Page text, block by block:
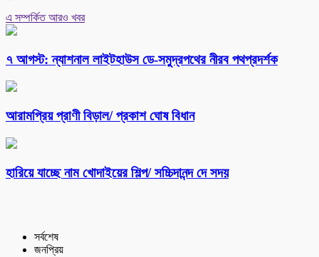
এ সম্পর্কিত আরও খবর
৭ আগস্ট: ন্যাশনাল লাইটহাউস ডে-সমুদ্রপথের নীরব পথপ্রদর্শক
আরামপ্রিয় প্রাণী বিড়াল/ প্রকাশ ঘোষ বিধান
হারিয়ে যাচ্ছে নাম খোদাইয়ের শিল্প/ সচ্চিদানন্দ দে সদয়
সর্বশেষ
জনপ্রিয়